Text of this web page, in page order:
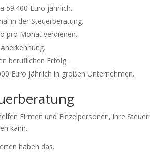
59.400 Euro jährlich.
in der Steuerberatung.
pro Monat verdienen.
beruflichen Erfolg.
Euro jährlich in großen Unternehmen.
Firmen und Einzelpersonen, ihre
kann.
haben das.